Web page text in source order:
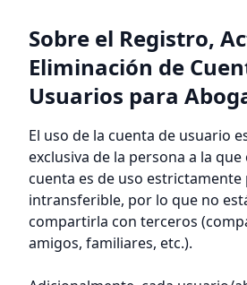
Sobre el Registro,
Eliminación de
Usuarios para
El uso de la cuenta de usuario
exclusiva de la persona a la que
cuenta es de uso estrictamente
intransferible, por lo que no
compartirla con terceros
amigos, familiares, etc.).